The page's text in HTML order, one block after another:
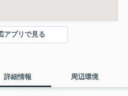
アプリで見る
詳細情報 周辺環境